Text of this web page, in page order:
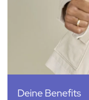
Deine Benefits